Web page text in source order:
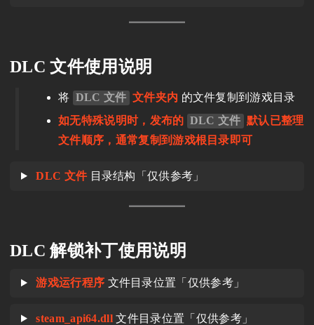
DLC 文件使用说明
将 DLC 文件 文件夹内 的文件复制到游戏目录
如无特殊说明时，发布的 DLC 文件 默认已整理
文件顺序，通常复制到游戏根目录即可
DLC 文件目录结构「仅供参考」
DLC 解锁补丁使用说明
游戏运行程序 文件目录位置「仅供参考」
steam_api64.dll 文件目录位置「仅供参考」